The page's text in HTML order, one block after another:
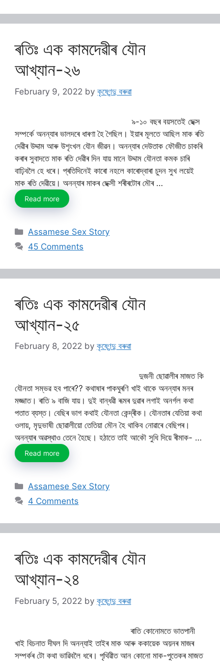
ৰতিঃ এক কামদেৱীৰ যৌন
আখ্যান-২৬
February 9, 2022 by কৃষ্ণেন্দু বৰুৱা
৯-১০ বছৰ বয়সতেই ছেক্স
সম্পৰ্কে অনন্যাৰ ভালদৰে ধাৰণা হৈ গৈছিল। ইয়াৰ মূলতে আছিল মাক ৰতি
দেৱীৰ উদ্দাম আৰু উশৃংখল যৌন জীৱন। অনন্যাৰ দেউতাক ফৌজীত চাকৰি
কৰাৰ সুবাদতে মাক ৰতি দেৱীৰ দিন যায় মানে উদ্দাম যৌনতা কমক চাৰি
বাঢ়িবলৈ হে ধৰে। প্ৰতিদিনেই কাৰো নহলে কাৰোদ্বাৰা চুদন সুখ লয়েই
মাক ৰতি দেৱীয়ে। অনন্যাৰ মাকৰ ছেক্সী শৰীৰটোৰ মৌৰ …
Read more
Categories
Assamese Sex Story
45 Comments
ৰতিঃ এক কামদেৱীৰ যৌন
আখ্যান-২৫
February 8, 2022 by কৃষ্ণেন্দু বৰুৱা
দুজনী ছোৱালীৰ মাজত কি
যৌনতা সম্ভৱ হব পাৰে?? কথাষাৰ পাকঘুৰণি খাই থাকে অনন্যাৰ মনৰ
মজ্জাত। ৰাতি ৯ বাজি যায়। দুই বান্ধৱী ৰূমৰ দুৱাৰ লগাই অনৰ্গল কথা
পতাত ব্যস্ত। বেছিৰ ভাগ কথাই যৌনতা কেন্দ্ৰীক। যৌনতাৰ যেতিয়া কথা
ওলায়, মৃদুভাষী ছোৱালীয়ো তেতিয়া মৌন হৈ থাকিব নোৱাৰে বেছিপৰ।
অনন্যাৰ অৱস্থাও তেনে হৈছে। হঠাতে তাই আকৌ সুধি দিয়ে ৰীমাক- …
Read more
Categories
Assamese Sex Story
4 Comments
ৰতিঃ এক কামদেৱীৰ যৌন
আখ্যান-২৪
February 5, 2022 by কৃষ্ণেন্দু বৰুৱা
ৰাতি কোনোমতে ভাতপানী
খাই বিচনাত দীঘল দি অনন্যাই তাইৰ মাক আৰু ককায়েক অয়নৰ মাজৰ
সম্পৰ্কৰ টো কথা ভাৱিবলৈ ধৰে। পৃথিৱীত আন কোনো মাক-পুতেকৰ মাজত